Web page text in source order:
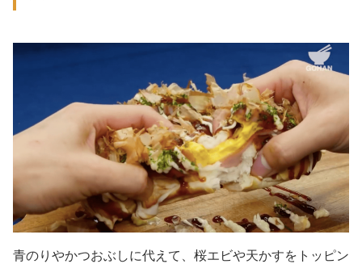
青のりやかつおぶしに代えて、桜エビや天かすをトッピン